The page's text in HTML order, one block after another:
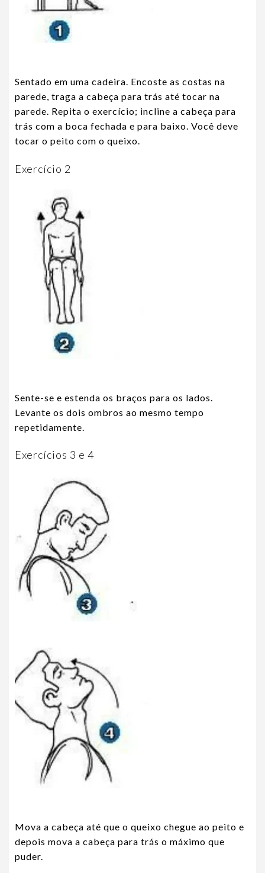
Sentado em uma cadeira. Encoste as costas na
parede, traga a cabeça para trás até tocar na
parede. Repita o exercício; incline a cabeça para
trás com a boca fechada e para baixo. Você deve
tocar o peito com o queixo.
Exercício 2
Sente-se e estenda os braços para os lados.
Levante os dois ombros ao mesmo tempo
repetidamente.
Exercícios 3 e 4
Mova a cabeça até que o queixo chegue ao peito e
depois mova a cabeça para trás o máximo que
puder.